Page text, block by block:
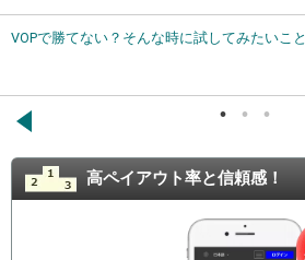
VOPで勝てない？そんな時に試してみたいこと
←
高ペイアウト率と信頼感！